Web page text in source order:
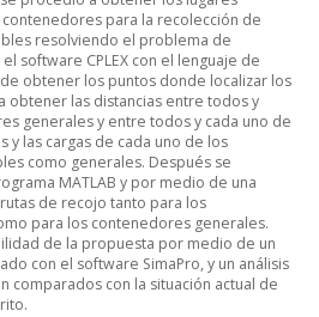
para la recolección de
resolviendo el problema de
software CPLEX con el lenguaje de
obtener los puntos donde localizar los
obtener las distancias entre todos y
generales y entre todos y cada uno de
y las cargas de cada uno de los
como generales. Después se
MATLAB y por medio de una
de recojo tanto para los
para los contenedores generales.
de la propuesta por medio de un
con el software SimaPro, y un análisis
comparados con la situación actual de